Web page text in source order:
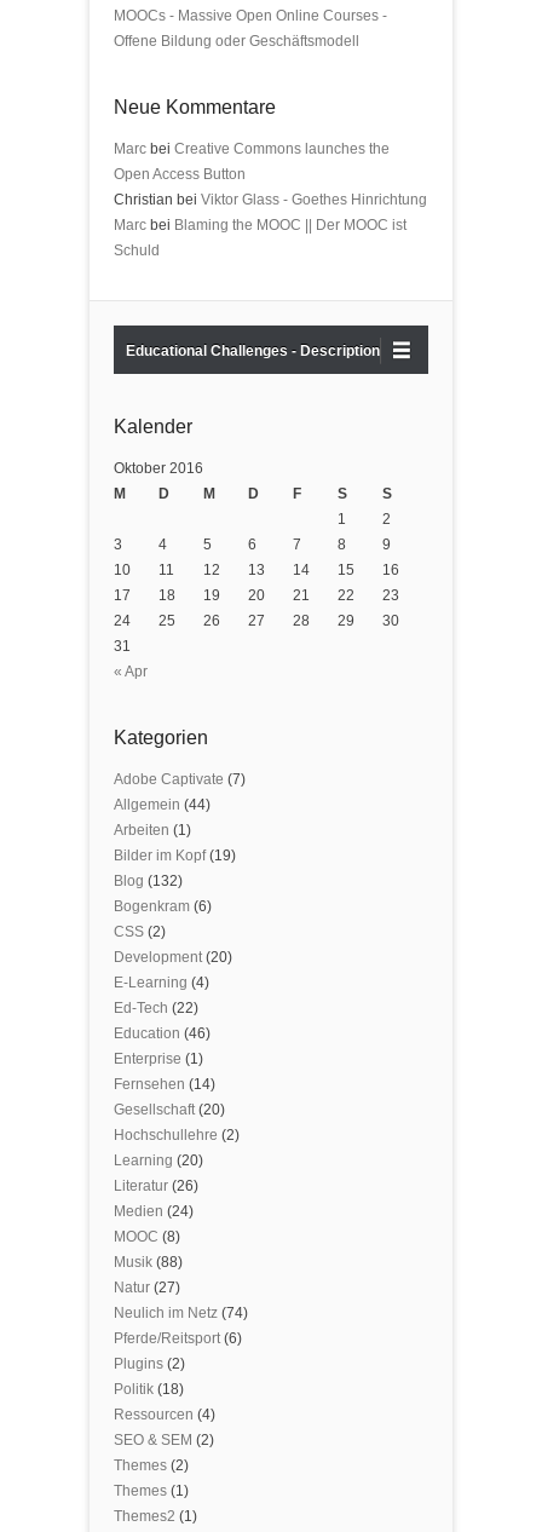
MOOCs - Massive Open Online Courses -
Offene Bildung oder Geschäftsmodell
Neue Kommentare
Marc bei Creative Commons launches the
Open Access Button
Christian bei Viktor Glass - Goethes Hinrichtung
Marc bei Blaming the MOOC || Der MOOC ist
Schuld
Educational Challenges - Description
Kalender
Oktober 2016
M
D M D F S S
« Apr
1
2
3
4 5 6 7 8
9
10
11 12 13 14 15
16
17
18 19 20 21 22
23
24
25 26 27 28 29
30
31
Kategorien
Adobe Captivate (7)
Allgemein (44)
Arbeiten (1)
Bilder im Kopf(19)
Blog (132)
Bogenkram (6)
CSS (2)
Development(20)
E-Learning (4)
Ed-Tech (22)
Education (46)
Enterprise (1)
Fernsehen (14)
Gesellschaft(20)
Hochschullehre (2)
Learning (20)
Literatur (26)
Medien (24)
MOOC (8)
Musik (88)
Natur (27)
Neulich im Netz (74)
Pferde/Reitsport(6)
Plugins (2)
Politik (18)
Ressourcen (4)
SEO & SEM (2)
Themes (2)
Themes (1)
Themes2 (1)